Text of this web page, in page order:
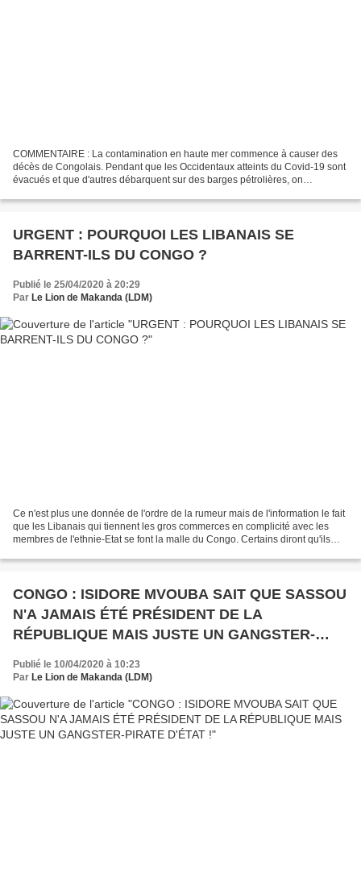
COMMENTAIRE : La contamination en haute mer commence à causer des
décès de Congolais. Pendant que les Occidentaux atteints du Covid-19 sont
évacués et que d'autres débarquent sur des barges pétrolières, on
URGENT : POURQUOI LES LIBANAIS SE
BARRENT-ILS DU CONGO ?
Publié le 25/04/2020 à 20:29
Par Le Lion de Makanda (LDM)
Ce n'est plus une donnée de l'ordre de la rumeur mais de l'information le fait
que les Libanais qui tiennent les gros commerces en complicité avec les
membres de l'ethnie-Etat se font la malle du Congo. Certains diront qu'ils
CONGO : ISIDORE MVOUBA SAIT QUE SASSOU
N'A JAMAIS ÉTÉ PRÉSIDENT DE LA
RÉPUBLIQUE MAIS JUSTE UN GANGSTER-
Publié le 10/04/2020 à 10:23
Par Le Lion de Makanda (LDM)